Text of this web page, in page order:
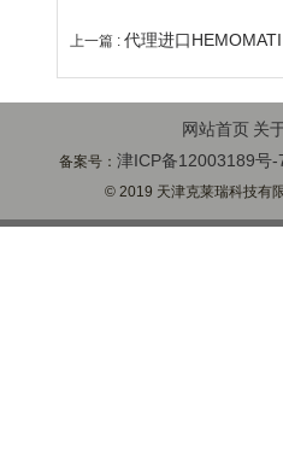
上一篇 : 代理进口
网站首页 关
备案号：津ICP备12003189号-
© 2019 天津克莱瑞科技有